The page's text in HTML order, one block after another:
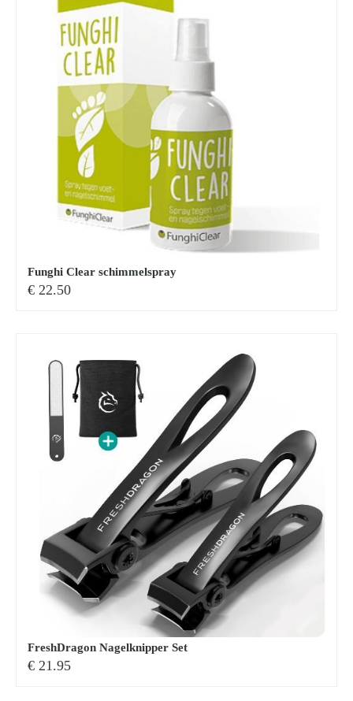
Funghi Clear schimmelspray
€ 22.50
FreshDragon Nagelknipper Set
€ 21.95